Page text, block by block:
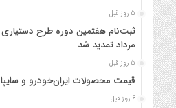
5 روز قبل
مرداد تمدید شد
5 روز قبل
قیمت محصولات ایران‌خودرو و سایپا شنبه ۱۰
6 روز قبل